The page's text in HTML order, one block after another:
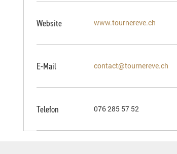
Website www.tournereve.ch
E-Mail contact@tournereve.ch
Telefon 076 285 57 52